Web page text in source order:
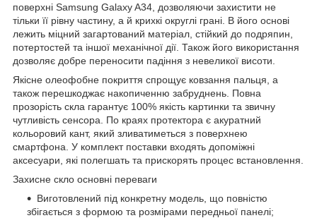
поверхні Samsung Galaxy A34, дозволяючи захистити не
тільки її рівну частину, а й крихкі округлі грані. В його основі
лежить міцний загартований матеріал, стійкий до подряпин,
потертостей та іншої механічної дії. Також його використання
дозволяє добре переносити падіння з невеликої висоти.
Якісне олеофобне покриття спрощує ковзання пальця, а
також перешкоджає накопиченню забруднень. Повна
прозорість скла гарантує 100% якість картинки та звичну
чутливість сенсора.
По краях протектора є акуратний
кольоровий кант, який зливатиметься з поверхнею
смартфона. У комплект поставки входять допоміжні
аксесуари, які полегшать та прискорять процес встановлення.
Захисне скло основні переваги
Виготовлений під конкретну модель, що повністю
збігається з формою та розмірами передньої панелі;